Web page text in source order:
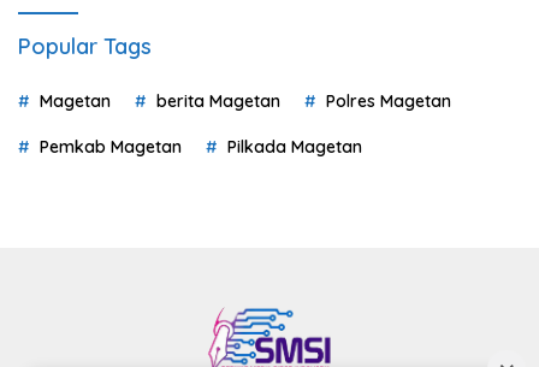
Popular Tags
Magetan berita Magetan Polres Magetan
Pemkab Magetan Pilkada Magetan